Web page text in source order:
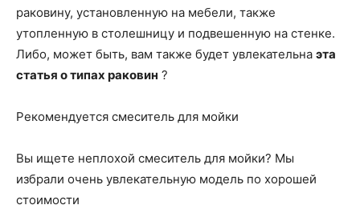
раковину, установленную на мебели, также
утопленную в столешницу и подвешенную на стенке.
Либо, может быть, вам также будет увлекательна эта
статья о типах раковин ?
Рекомендуется смеситель для мойки
Вы ищете неплохой смеситель для мойки? Мы
избрали очень увлекательную модель по хорошей
стоимости